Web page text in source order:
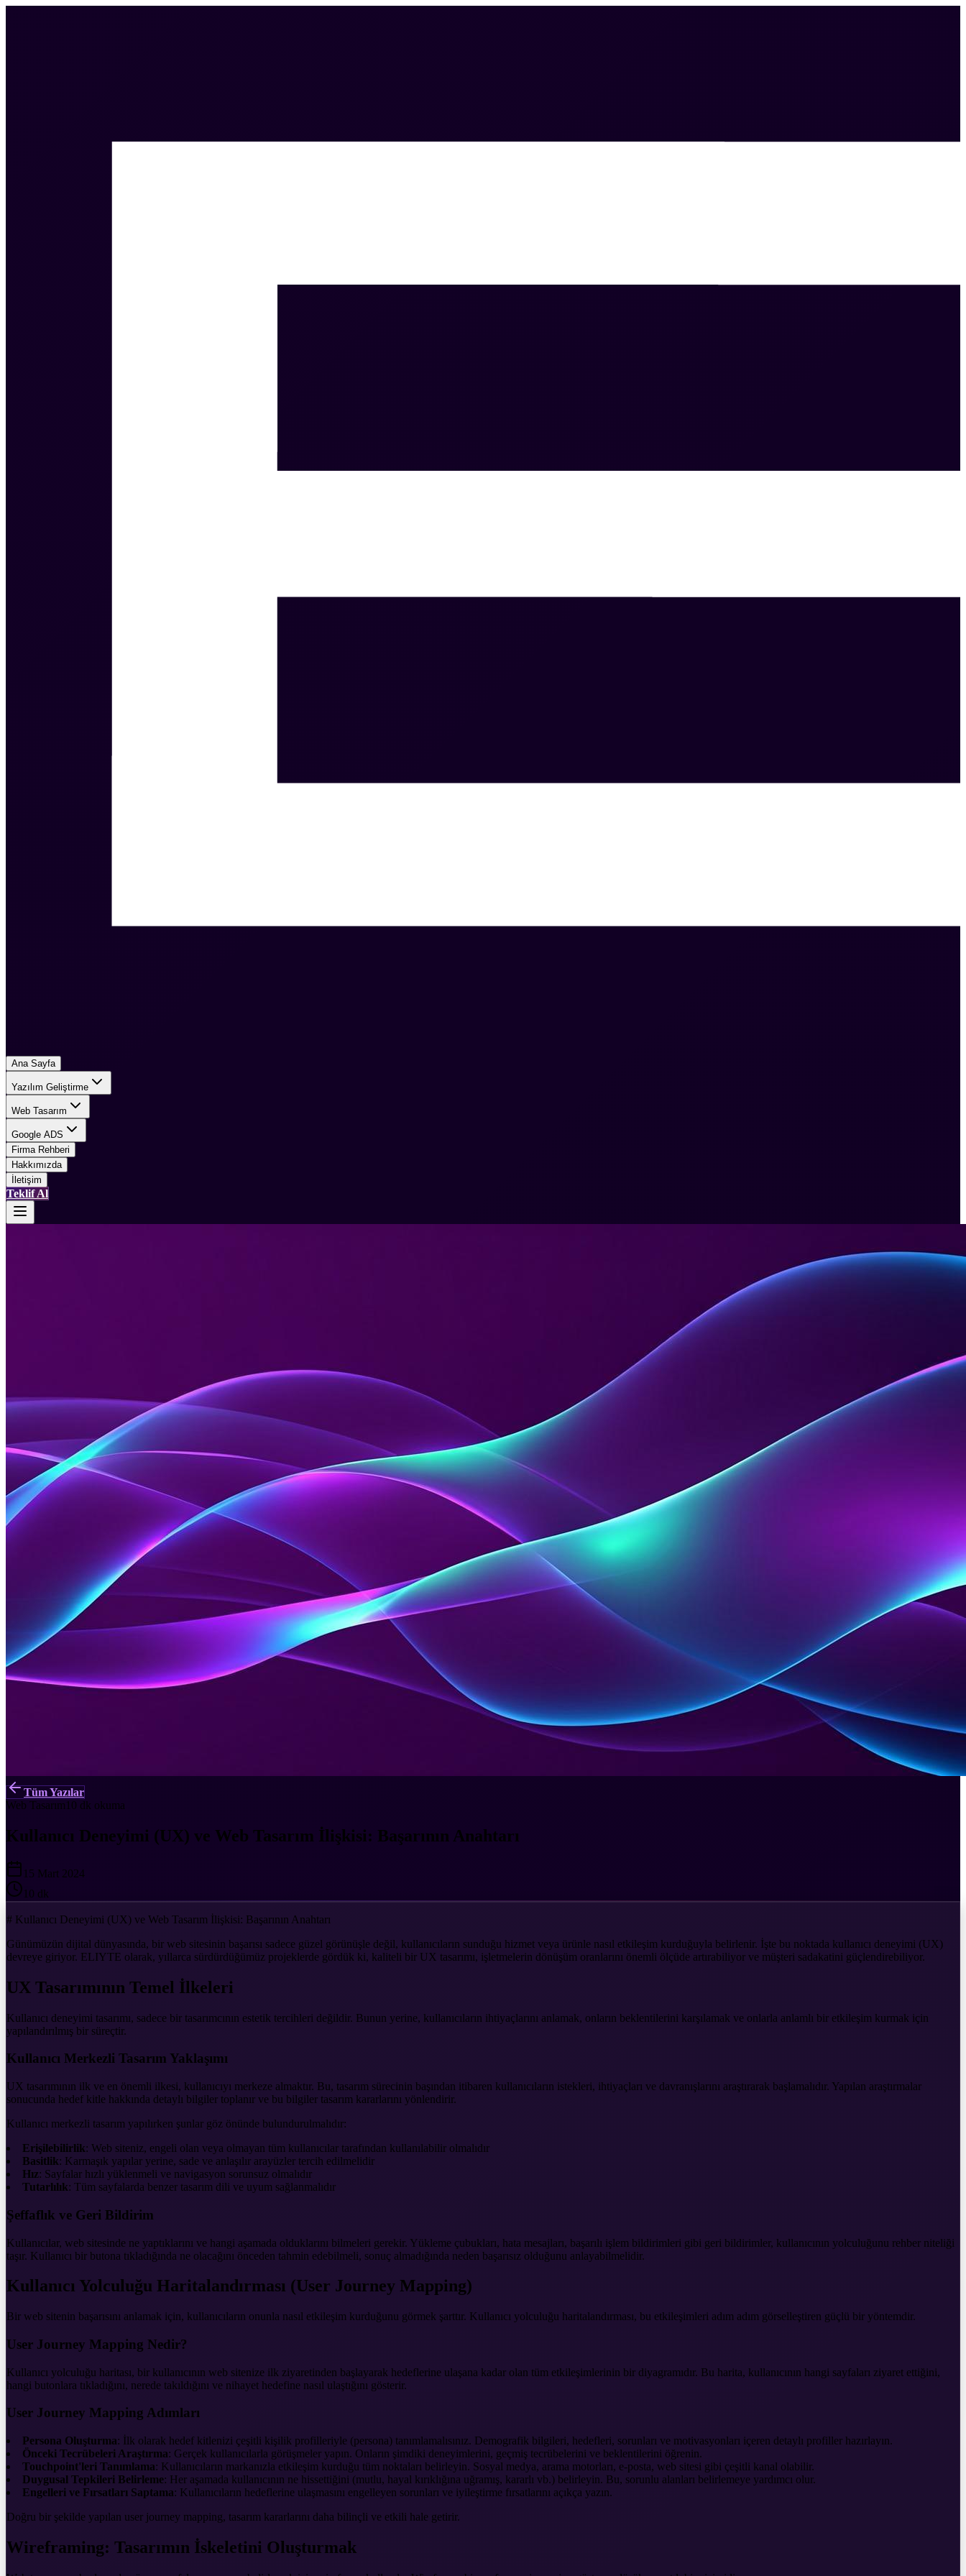
Ana Sayfa
Yazılım Geliştirme
Web Tasarım
Google ADS
Firma Rehberi
Hakkımızda
İletişim
Teklif Al
Tüm Yazılar
Web Tasarım 10 dk okuma
Kullanıcı Deneyimi (UX) ve Web Tasarım İlişkisi: Başarının Anahtarı
15 Mart 2024
10 dk
# Kullanıcı Deneyimi (UX) ve Web Tasarım İlişkisi: Başarının Anahtarı
Günümüzün dijital dünyasında, bir web sitesinin başarısı sadece güzel görünüşle değil, kullanıcıların sunduğu hizmet veya ürünle nasıl etkileşim kurduğuyla belirlenir. İşte bu noktada kullanıcı deneyimi (UX)
devreye giriyor. ELIYTE olarak, yıllarca sürdürdüğümüz projeklerde gördük ki, kaliteli bir UX tasarımı, işletmelerin dönüşüm oranlarını önemli ölçüde artırabiliyor ve müşteri sadakatini güçlendirebiliyor.
UX Tasarımının Temel İlkeleri
Kullanıcı deneyimi tasarımı, sadece bir tasarımcının estetik tercihleri değildir. Bunun yerine, kullanıcıların ihtiyaçlarını anlamak, onların beklentilerini karşılamak ve onlarla anlamlı bir etkileşim kurmak için
yapılandırılmış bir süreçtir.
Kullanıcı Merkezli Tasarım Yaklaşımı
UX tasarımının ilk ve en önemli ilkesi, kullanıcıyı merkeze almaktır. Bu, tasarım sürecinin başından itibaren kullanıcıların istekleri, ihtiyaçları ve davranışlarını araştırarak başlamalıdır. Yapılan araştırmalar
sonucunda hedef kitle hakkında detaylı bilgiler toplanır ve bu bilgiler tasarım kararlarını yönlendirir.
Kullanıcı merkezli tasarım yapılırken şunlar göz önünde bulundurulmalıdır:
Erişilebilirlik: Web siteniz, engeli olan veya olmayan tüm kullanıcılar tarafından kullanılabilir olmalıdır
Basitlik: Karmaşık yapılar yerine, sade ve anlaşılır arayüzler tercih edilmelidir
Hız: Sayfalar hızlı yüklenmeli ve navigasyon sorunsuz olmalıdır
Tutarlılık: Tüm sayfalarda benzer tasarım dili ve uyum sağlanmalıdır
Şeffaflık ve Geri Bildirim
Kullanıcılar, web sitesinde ne yaptıklarını ve hangi aşamada olduklarını bilmeleri gerekir. Yükleme çubukları, hata mesajları, başarılı işlem bildirimleri gibi geri bildirimler, kullanıcının yolculuğunu rehber niteliği
taşır. Kullanıcı bir butona tıkladığında ne olacağını önceden tahmin edebilmeli, sonuç almadığında neden başarısız olduğunu anlayabilmelidir.
Kullanıcı Yolculuğu Haritalandırması (User Journey Mapping)
Bir web sitenin başarısını anlamak için, kullanıcıların onunla nasıl etkileşim kurduğunu görmek şarttır. Kullanıcı yolculuğu haritalandırması, bu etkileşimleri adım adım görselleştiren güçlü bir yöntemdir.
User Journey Mapping Nedir?
Kullanıcı yolculuğu haritası, bir kullanıcının web sitenize ilk ziyaretinden başlayarak hedeflerine ulaşana kadar olan tüm etkileşimlerinin bir diyagramıdır. Bu harita, kullanıcının hangi sayfaları ziyaret ettiğini,
hangi butonlara tıkladığını, nerede takıldığını ve nihayet hedefine nasıl ulaştığını gösterir.
User Journey Mapping Adımları
Persona Oluşturma: İlk olarak hedef kitlenizi çeşitli kişilik profilleriyle (persona) tanımlamalısınız. Demografik bilgileri, hedefleri, sorunları ve motivasyonları içeren detaylı profiller hazırlayın.
Önceki Tecrübeleri Araştırma: Gerçek kullanıcılarla görüşmeler yapın. Onların şimdiki deneyimlerini, geçmiş tecrübelerini ve beklentilerini öğrenin.
Touchpoint'leri Tanımlama: Kullanıcıların markanızla etkileşim kurduğu tüm noktaları belirleyin. Sosyal medya, arama motorları, e-posta, web sitesi gibi çeşitli kanal olabilir.
Duygusal Tepkileri Belirleme: Her aşamada kullanıcının ne hissettiğini (mutlu, hayal kırıklığına uğramış, kararlı vb.) belirleyin. Bu, sorunlu alanları belirlemeye yardımcı olur.
Engelleri ve Fırsatları Saptama: Kullanıcıların hedeflerine ulaşmasını engelleyen sorunları ve iyileştirme fırsatlarını açıkça yazın.
Doğru bir şekilde yapılan user journey mapping, tasarım kararlarını daha bilinçli ve etkili hale getirir.
Wireframing: Tasarımın İskeletini Oluşturmak